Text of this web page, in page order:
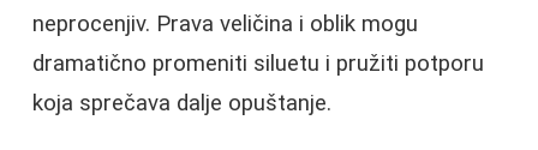
neprocenjiv. Prava veličina i oblik mogu
dramatično promeniti siluetu i pružiti potporu
koja sprečava dalje opuštanje.